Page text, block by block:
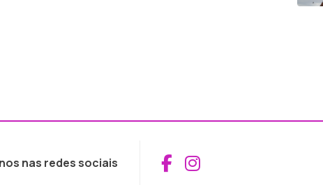
nas redes sociais Aceder ao
Aceder ao